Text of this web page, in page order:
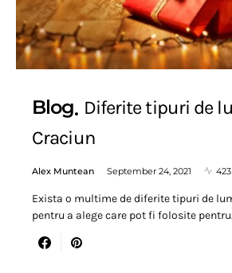
Blog Diferite tipuri de
Craciun
Alex Muntean September 24, 2021
Exista o multime de diferite tipuri de
pentru a alege care pot fi folosite